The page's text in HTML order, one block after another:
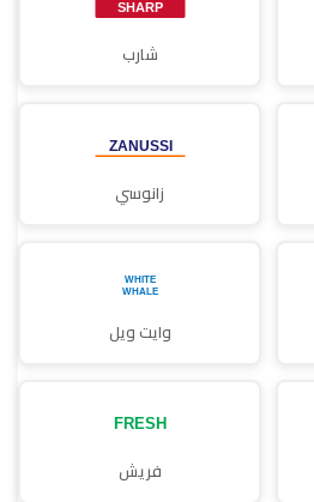
شارب
زانوسي
وايت ويل
فريش